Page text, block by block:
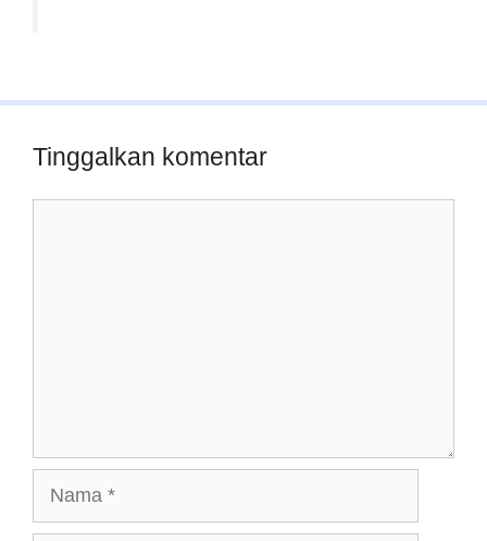
Tinggalkan komentar
Nama